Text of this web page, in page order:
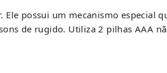
possui um mecanismo especial
de rugido. Utiliza 2 pilhas AAA